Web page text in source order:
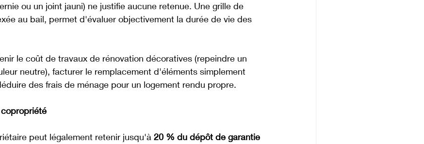
ou un joint jauni) ne justifie aucune retenue. Une grille de
au bail, permet d'évaluer objectivement la durée de vie des
le coût de travaux de rénovation décoratives (repeindre un
neutre), facturer le remplacement d'éléments simplement
des frais de ménage pour un logement rendu propre.
peut légalement retenir jusqu'à 20 % du dépôt de garantie